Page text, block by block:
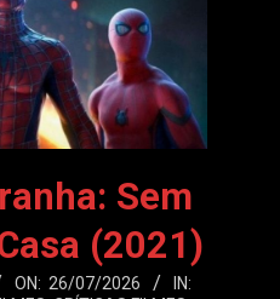
Sem
(2021)
ON: 26/07/2026
IN: